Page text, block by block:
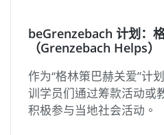
beGrenzebach 计划：
（Grenzebach Helps）
作为“格林策巴赫关爱”计
训学员们通过筹款活动或
积极参与当地社会活动。